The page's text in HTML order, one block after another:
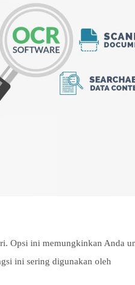
Opsi ini memungkinkan Anda
ini sering digunakan oleh